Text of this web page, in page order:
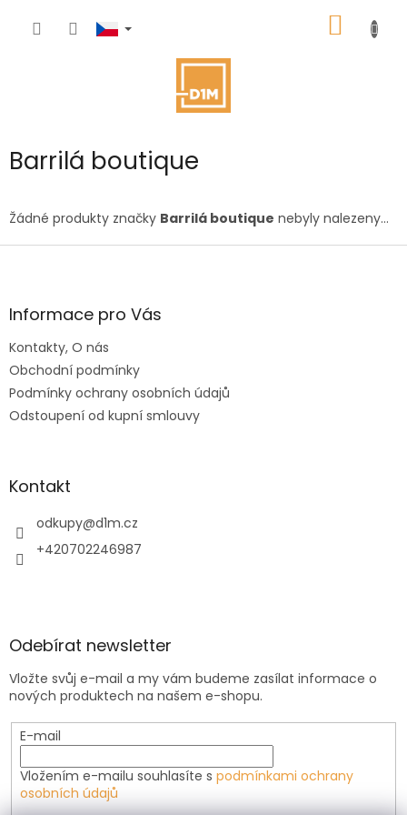
KOŠÍK
Barrilá boutique
Žádné produkty značky Barrilá boutique nebyly nalezeny...
Z
aInformace pro Vás
Kontakty, O nás
Obchodní podmínky
Podmínky ochrany osobních údajů
Odstoupení od kupní smlouvy
Kontakt
odkupy@d1m.cz
+420702246987
Odebírat newsletter
Vložte svůj e-mail a my vám budeme zasílat informace o
nových produktech na našem e-shopu.
E-mail
Vložením e-mailu souhlasíte s podmínkami ochrany
osobních údajů